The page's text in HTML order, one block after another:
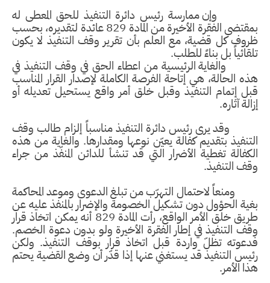
وإن ممارسة رئيس دائرة التنفيذ للحق المعطى له
بمقتضى الفقرة الأخيرة من المادة 829 عائدة لتقديره، بحسب
ظروف كل قضية، مع العلم بأن تقرير وقف التنفيذ لا يكون
تلقائياً بل بناءً للطلب.
والغاية الرئيسية من اعطاء الحق في وقف التنفيذ في
هذه الحالة، هي إتاحة الفرصة الكاملة لإصدار القرار المناسب
قبل إتمام التنفيذ وقبل خلق أمر واقع يستحيل تعديله أو
إزالة آثاره.
وقد يرى رئيس دائرة التنفيذ مناسباً إلزام طالب وقف
التنفيذ بتقديم كفالة يعيّن نوعها ومقدارها. والغاية من هذه
الكفالة تغطية الأضرار التي قد تنشأ للدائن المنفّذ من جراء
وقف التنفيذ.
ومنعاً لاحتمال التهرّب من تبلغ الدعوى وموعد المحاكمة
بغية الحؤول دون تشكيل الخصومة والإضرار بالمنفذ عليه عن
طريق خلق الأمر الواقع، رأت المادة 829 أنه يمكن اتخاذ قرار
وقف التنفيذ في إطار الفقرة الأخيرة ولو بدون دعوة الخصم.
فدعوته تظلّ واردة قبل اتخاذ قرار بوقف التنفيذ. ولكن
رئيس التنفيذ قد يستغني عنها إذا قدّر أن وضع القضية يحتم
هذا الأمر.